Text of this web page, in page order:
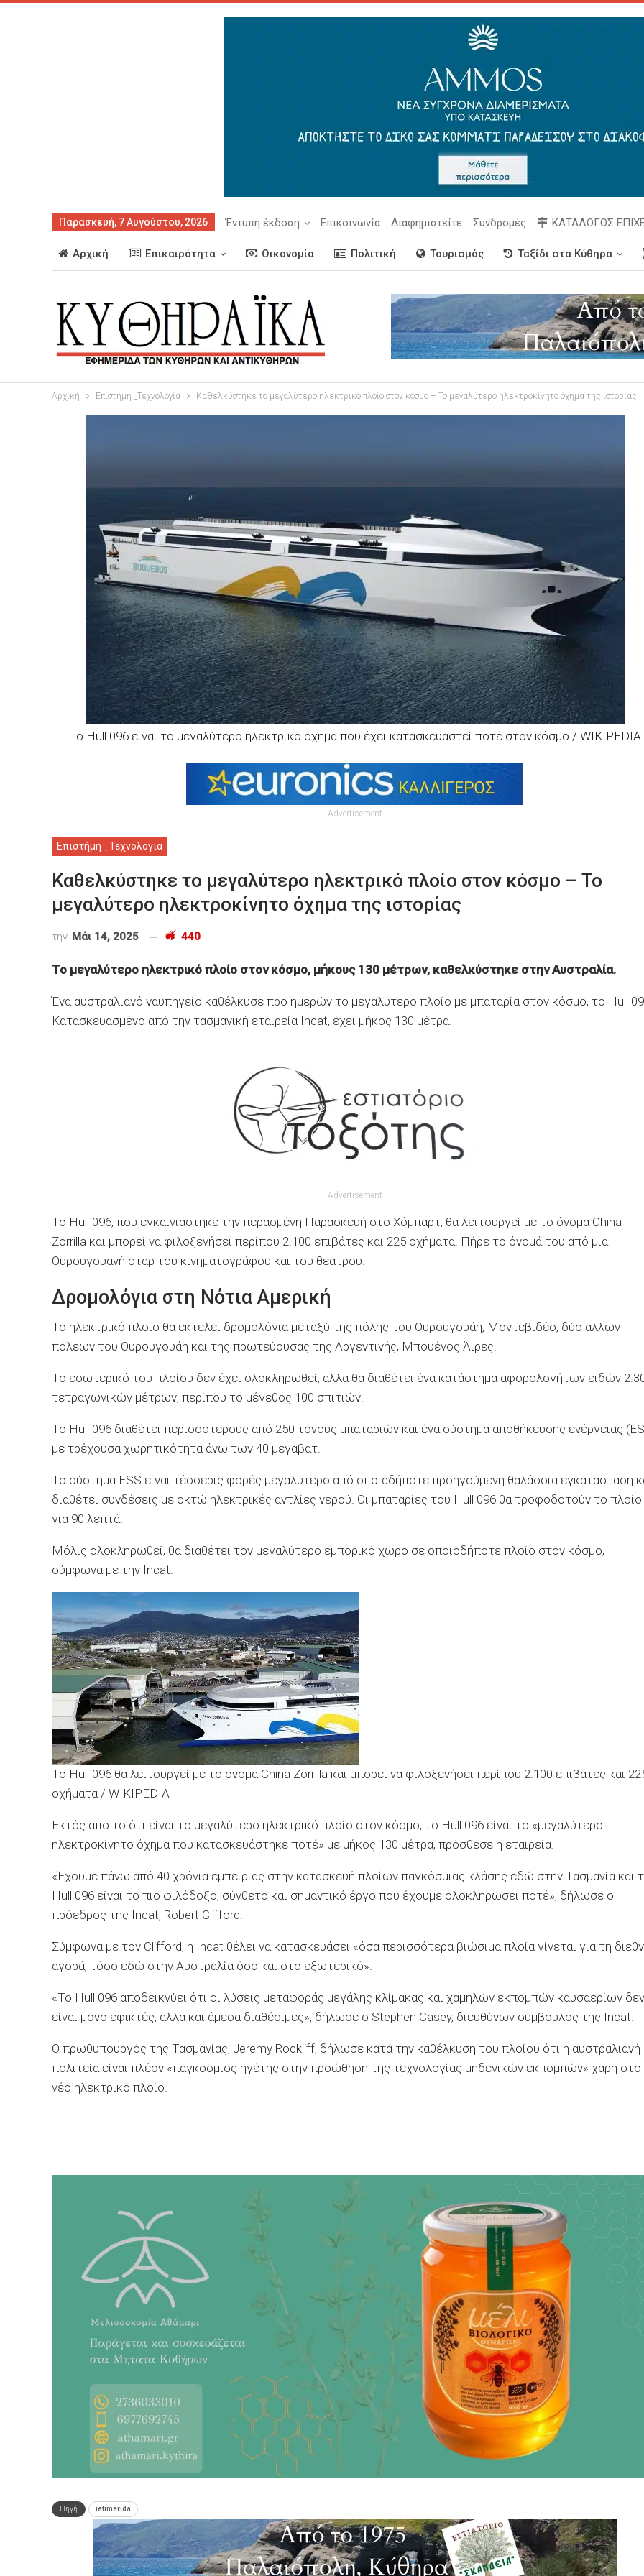
Παρασκευή, 7 Αυγούστου, 2026 Έντυπη έκδοση Επικοινωνία Διαφημιστείτε Συνδρομές ΚΑΤΑΛΟΓΟΣ
Αρχική Επικαιρότητα Οικονομία Πολιτική Τουρισμός Ταξίδι στα Κύθηρα
Αρχική Επιστήμη _Τεχνολογία Καθελκύστηκε το μεγαλύτερο ηλεκτρικό πλοίο στον κόσμο – Το μεγαλύτερο ηλεκτροκίνητο όχημα της ιστορίας
To Hull 096 είναι το μεγαλύτερο ηλεκτρικό όχημα που έχει κατασκευαστεί ποτέ στον κόσμο / WIKIPEDIA
Advertisement
Επιστήμη _Τεχνολογία
Καθελκύστηκε το μεγαλύτερο ηλεκτρικό πλοίο στον κόσμο – Το
μεγαλύτερο ηλεκτροκίνητο όχημα της ιστορίας
την Μάι 14, 2025 440
Το μεγαλύτερο ηλεκτρικό πλοίο στον κόσμο, μήκους 130 μέτρων, καθελκύστηκε στην Αυστραλία.
Ένα αυστραλιανό ναυπηγείο καθέλκυσε προ ημερών το μεγαλύτερο πλοίο με μπαταρία στον κόσμο, το Hull
Κατασκευασμένο από την τασμανική εταιρεία Incat, έχει μήκος 130 μέτρα.
Advertisement
Το Hull 096, που εγκαινιάστηκε την περασμένη Παρασκευή στο Χόμπαρτ, θα λειτουργεί με το όνομα China
Zorrilla και μπορεί να φιλοξενήσει περίπου 2.100 επιβάτες και 225 οχήματα. Πήρε το όνομά του από μια
Ουρουγουανή σταρ του κινηματογράφου και του θεάτρου.
Δρομολόγια στη Νότια Αμερική
Το ηλεκτρικό πλοίο θα εκτελεί δρομολόγια μεταξύ της πόλης του Ουρουγουάη, Μοντεβιδέο, δύο άλλων
πόλεων του Ουρουγουάη και της πρωτεύουσας της Αργεντινής, Μπουένος Άιρες.
Το εσωτερικό του πλοίου δεν έχει ολοκληρωθεί, αλλά θα διαθέτει ένα κατάστημα αφορολογήτων ειδών
τετραγωνικών μέτρων, περίπου το μέγεθος 100 σπιτιών.
Το Hull 096 διαθέτει περισσότερους από 250 τόνους μπαταριών και ένα σύστημα αποθήκευσης ενέργειας
με τρέχουσα χωρητικότητα άνω των 40 μεγαβατ.
Το σύστημα ESS είναι τέσσερις φορές μεγαλύτερο από οποιαδήποτε προηγούμενη θαλάσσια εγκατάσταση
διαθέτει συνδέσεις με οκτώ ηλεκτρικές αντλίες νερού. Οι μπαταρίες του Hull 096 θα τροφοδοτούν το πλοίο
για 90 λεπτά.
Μόλις ολοκληρωθεί, θα διαθέτει τον μεγαλύτερο εμπορικό χώρο σε οποιοδήποτε πλοίο στον κόσμο,
σύμφωνα με την Incat.
Το Hull 096 θα λειτουργεί με το όνομα China Zorrilla και μπορεί να φιλοξενήσει περίπου 2.100 επιβάτες και
οχήματα / WIKIPEDIA
Εκτός από το ότι είναι το μεγαλύτερο ηλεκτρικό πλοίο στον κόσμο, το Hull 096 είναι το «μεγαλύτερο
ηλεκτροκίνητο όχημα που κατασκευάστηκε ποτέ» με μήκος 130 μέτρα, πρόσθεσε η εταιρεία.
«Έχουμε πάνω από 40 χρόνια εμπειρίας στην κατασκευή πλοίων παγκόσμιας κλάσης εδώ στην Τασμανία και
Hull 096 είναι το πιο φιλόδοξο, σύνθετο και σημαντικό έργο που έχουμε ολοκληρώσει ποτέ», δήλωσε ο
πρόεδρος της Incat, Robert Clifford.
Σύμφωνα με τον Clifford, η Incat θέλει να κατασκευάσει «όσα περισσότερα βιώσιμα πλοία γίνεται για τη
αγορά, τόσο εδώ στην Αυστραλία όσο και στο εξωτερικό».
«Το Hull 096 αποδεικνύει ότι οι λύσεις μεταφοράς μεγάλης κλίμακας και χαμηλών εκπομπών καυσαερίων δεν
είναι μόνο εφικτές, αλλά και άμεσα διαθέσιμες», δήλωσε ο Stephen Casey, διευθύνων σύμβουλος της Incat.
Ο πρωθυπουργός της Τασμανίας, Jeremy Rockliff, δήλωσε κατά την καθέλκυση του πλοίου ότι η αυστραλιανή
πολιτεία είναι πλέον «παγκόσμιος ηγέτης στην προώθηση της τεχνολογίας μηδενικών εκπομπών» χάρη στο
νέο ηλεκτρικό πλοίο.
Πηγή iefimerida